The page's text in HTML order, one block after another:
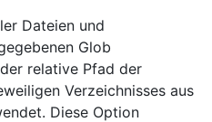
Dateien und
Glob
relative Pfad der
Verzeichnisses aus
Diese Option